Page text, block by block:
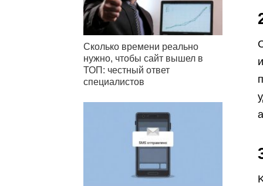
Сколько времени реально
нужно, чтобы сайт вышел в
ТОП: честный ответ
специалистов